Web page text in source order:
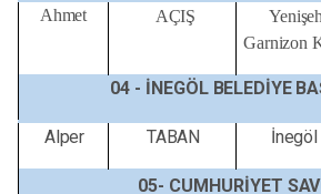
Ahmet AÇIŞ
Garnizon
04 - İNEGÖL BELEDİYE
Alper TABAN İnegöl
05- CUMHURİYET